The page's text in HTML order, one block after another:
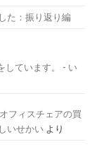
た：振り返り編
しています。 - い
オフィスチェアの買
いせかい より